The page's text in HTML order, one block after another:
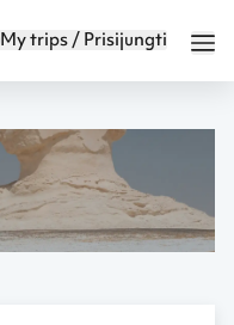
My trips / Prisijungti